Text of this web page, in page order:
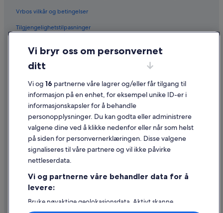
Vrbos vilkår og betingelser
Tilgjengelighetstilpasninger
Juridisk informasjon / kontakt oss
Retningslinjer for innhold og rapportering av innhold
Hjelp
Kontakt oss
Avbestille eller endre bestillingen
Refusjonsprosessen og tidsrammer for refusjon
Internasjonale reisedokumenter
Vi bryr oss om personvernet
ditt
Vi og 16 partnerne våre lagrer og/eller får tilgang til
informasjon på en enhet, for eksempel unike ID-er i
informasjonskapsler for å behandle
personopplysninger. Du kan godta eller administrere
valgene dine ved å klikke nedenfor eller når som helst
på siden for personvernerklæringen. Disse valgene
signaliseres til våre partnere og vil ikke påvirke
nettleserdata.
Vi og partnerne våre behandler data for å
levere:
Bruke nøyaktige geolokasjonsdata. Aktivt skanne
enhetsegenskaper for identifikasjon. Lagre og/eller få